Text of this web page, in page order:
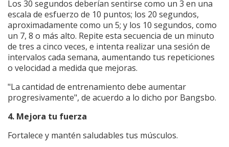
Los 30 segundos deberían sentirse como un 3 en una
escala de esfuerzo de 10 puntos; los 20 segundos,
aproximadamente como un 5; y los 10 segundos, como
un 7, 8 o más alto. Repite esta secuencia de un minuto
de tres a cinco veces, e intenta realizar una sesión de
intervalos cada semana, aumentando tus repeticiones
o velocidad a medida que mejoras.
"La cantidad de entrenamiento debe aumentar
progresivamente", de acuerdo a lo dicho por Bangsbo.
4. Mejora tu fuerza
Fortalece y mantén saludables tus músculos.